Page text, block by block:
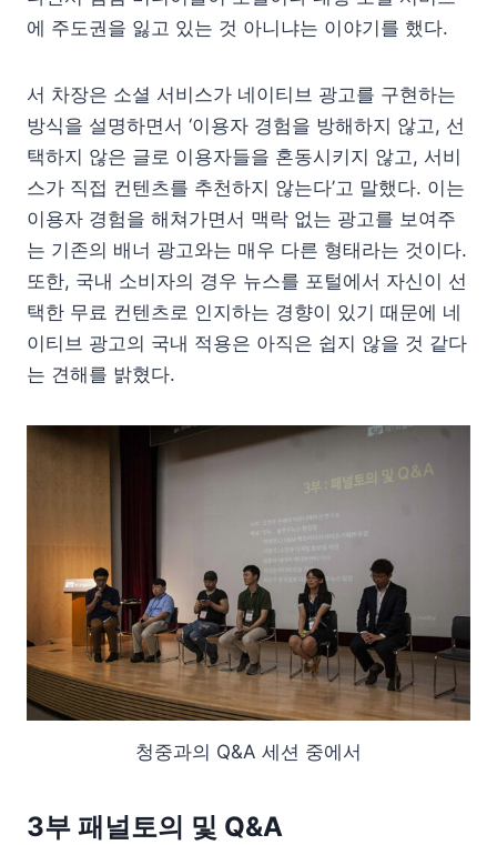
에 주도권을 잃고 있는 것 아니냐는 이야기를 했다.
서 차장은 소셜 서비스가 네이티브 광고를 구현하는
방식을 설명하면서 ‘이용자 경험을 방해하지 않고, 선
택하지 않은 글로 이용자들을 혼동시키지 않고, 서비
스가 직접 컨텐츠를 추천하지 않는다’고 말했다. 이는
이용자 경험을 해쳐가면서 맥락 없는 광고를 보여주
는 기존의 배너 광고와는 매우 다른 형태라는 것이다.
또한, 국내 소비자의 경우 뉴스를 포털에서 자신이 선
택한 무료 컨텐츠로 인지하는 경향이 있기 때문에 네
이티브 광고의 국내 적용은 아직은 쉽지 않을 것 같다
는 견해를 밝혔다.
청중과의 Q&A 세션 중에서
3부 패널토의 및 Q&A